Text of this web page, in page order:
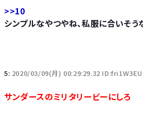
>>10
シンプルなやつやね、私服に合いそ
5: 2020/03/09(月) 00:29:29.32
サンダースのミリタリービーにしろ